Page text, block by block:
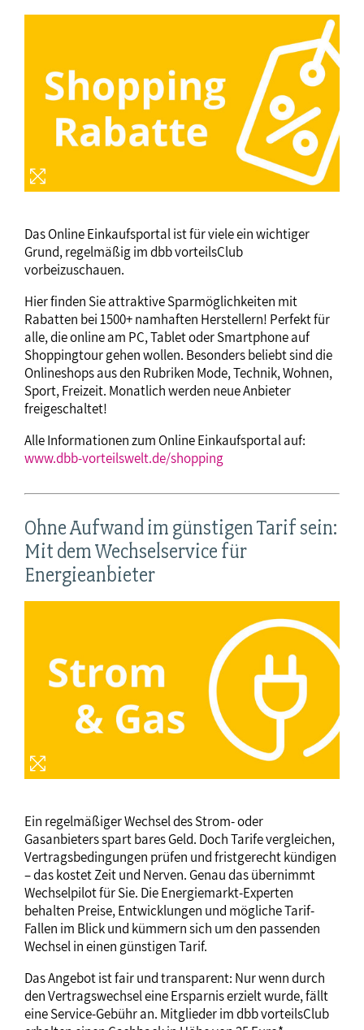
Das Online Einkaufsportal ist für viele ein wichtiger
Grund, regelmäßig im dbb vorteilsClub
vorbeizuschauen.
Hier finden Sie attraktive Sparmöglichkeiten mit
Rabatten bei 1500+ namhaften Herstellern! Perfekt für
alle, die online am PC, Tablet oder Smartphone auf
Shoppingtour gehen wollen. Besonders beliebt sind die
Onlineshops aus den Rubriken Mode, Technik, Wohnen,
Sport, Freizeit. Monatlich werden neue Anbieter
freigeschaltet!
Alle Informationen zum Online Einkaufsportal auf:
www.dbb-vorteilswelt.de/shopping
Ohne Aufwand im günstigen Tarif sein:
Mit dem Wechselservice für
Energieanbieter
Ein regelmäßiger Wechsel des Strom- oder
Gasanbieters spart bares Geld. Doch Tarife vergleichen,
Vertragsbedingungen prüfen und fristgerecht kündigen
– das kostet Zeit und Nerven. Genau das übernimmt
Wechselpilot für Sie. Die Energiemarkt-Experten
behalten Preise, Entwicklungen und mögliche Tarif-
Fallen im Blick und kümmern sich um den passenden
Wechsel in einen günstigen Tarif.
Das Angebot ist fair und transparent: Nur wenn durch
den Vertragswechsel eine Ersparnis erzielt wurde, fällt
eine Service-Gebühr an. Mitglieder im dbb vorteilsClub